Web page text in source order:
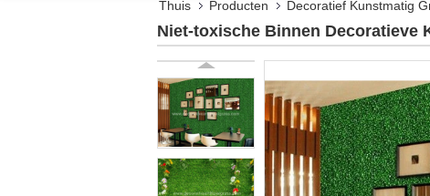
Thuis Producten Decoratief Kunstmatig
Niet-toxische Binnen Decoratieve